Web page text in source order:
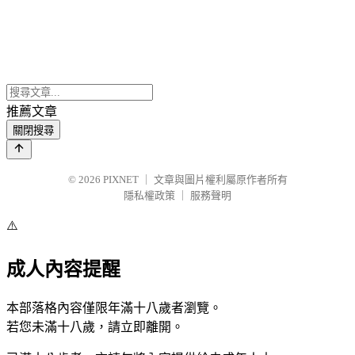
推薦文章
關閉搜尋
© 2026 PIXNET
文章與圖片權利屬原作者所有
隱私權政策
服務聲明
⚠️
成人內容提醒
本部落格內容僅限年滿十八歲者瀏覽。
若您未滿十八歲，請立即離開。